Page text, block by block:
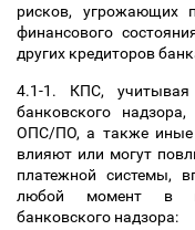
рисков, угрожающих
финансового
других кредиторов
4.1-1. КПС,
банковского
ОПС/ПО, а также иные
влияют или могут
платежной системы,
любой момент в
банковского надзора: